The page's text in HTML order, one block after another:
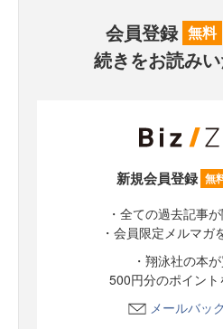
会員登録 無料
続きをお読み
新規会員登録 無
・全ての過去記事
・会員限定メルマガ
・翔泳社の本
500円分のポイント
メールバッ